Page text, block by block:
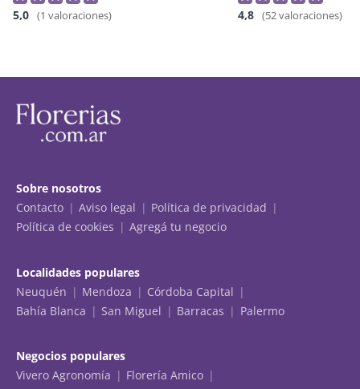
5,0 (1 valoraciones) 4,8 (52 valoraciones)
Sobre nosotros
Contacto
Aviso legal
Política de privacidad
Política de cookies
Agregá tu negocio
Localidades populares
Neuquén
Mendoza
Córdoba Capital
Bahía Blanca
San Miguel Barracas Palermo
Negocios populares
Vivero Agronomía
Florería Amico